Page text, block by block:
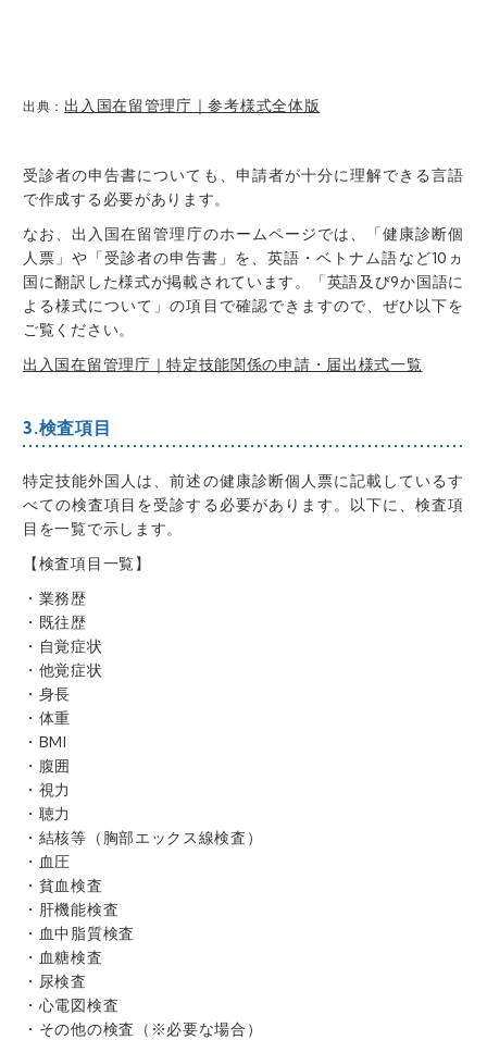
出典： 出入国在留管理庁｜参考様式全体版
受診者の申告書についても、申請者が十分に理解できる言語
で作成する必要があります。
なお、 出入国在留管理庁のホームページでは、「健康診断個
人票」や「受診者の申告書」を、英語・ベトナム語など10ヵ
国に翻訳した様式が掲載されています。
「英語及び9か国語に
よる様式について」の項目で確認できますので、ぜひ以下を
ご覧ください。
出入国在留管理庁｜特定技能関係の申請・届出様式一覧
3.検査項目
特定技能外国人は、前述の健康診断個人票に記載しているす
べての検査項目を受診する必要があります。以下に、検査項
目を一覧で示します。
【検査項目一覧】
・業務歴
・既往歴
・自覚症状
・他覚症状
・身長
・体重
・BMI
・腹囲
・視力
・聴力
・結核等（胸部エックス線検査）
・血圧
・貧血検査
・肝機能検査
・血中脂質検査
・血糖検査
・尿検査
・心電図検査
・その他の検査（※必要な場合）